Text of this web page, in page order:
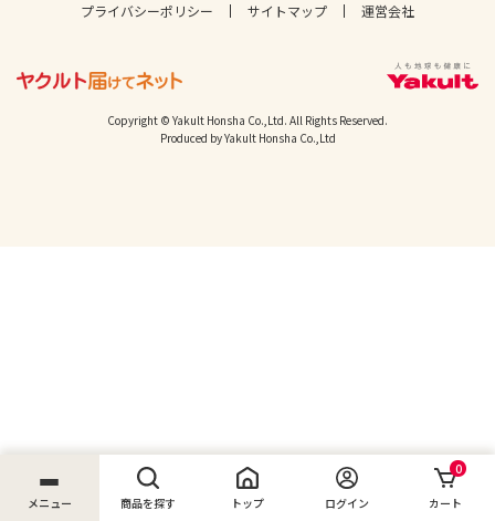
メニュー 商品を探す トップ ログイン
0
カート
プライバシーポリシー
サイトマップ 運営会社
Copyright © Yakult Honsha Co.,Ltd. All Rights Reserved.
Produced by Yakult Honsha Co.,Ltd